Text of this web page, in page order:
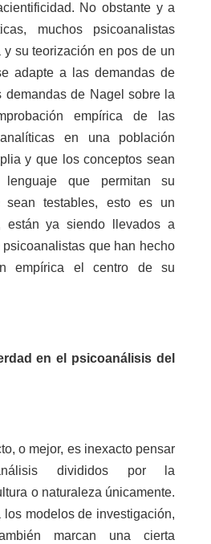
No obstante y a
muchos psicoanalistas
su teorización en pos de un
adapte a las demandas de
demandas de Nagel sobre la
empírica de las
en una población
y que los conceptos sean
que permitan su
sean testables, esto es un
están ya siendo llevados a
que han hecho
empírica el centro de su
en el psicoanálisis del
o mejor, es inexacto pensar
divididos por la
o naturaleza únicamente.
los modelos de investigación,
marcan una cierta